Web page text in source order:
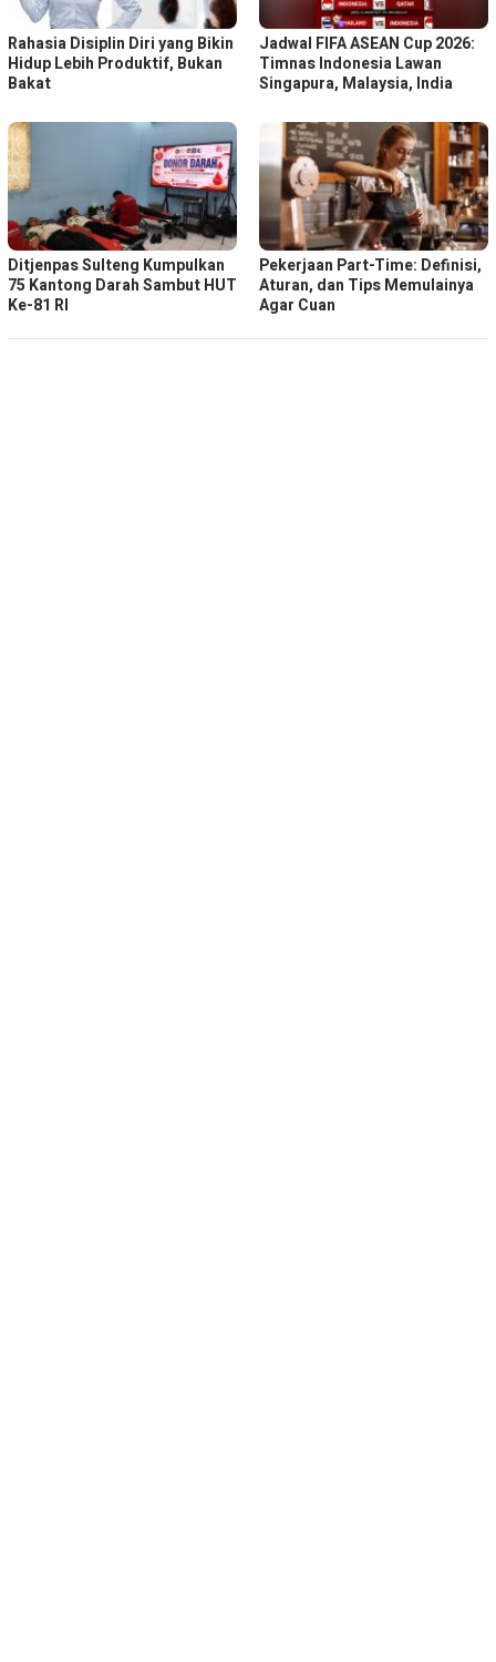
Rahasia Disiplin Diri yang Bikin
Hidup Lebih Produktif, Bukan
Bakat
Jadwal FIFA ASEAN Cup 2026:
Timnas Indonesia Lawan
Singapura, Malaysia, India
Ditjenpas Sulteng Kumpulkan
75 Kantong Darah Sambut HUT
Ke-81 RI
Pekerjaan Part-Time: Definisi,
Aturan, dan Tips Memulainya
Agar Cuan